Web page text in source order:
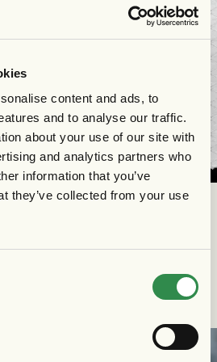
content and ads, to
and to analyse our traffic.
about your use of our site with
and analytics partners who
information that you’ve
they’ve collected from your use
Biljettuthämtning
ditt värdebevis mot
samt vad som gäller för dig
fått förhinder.